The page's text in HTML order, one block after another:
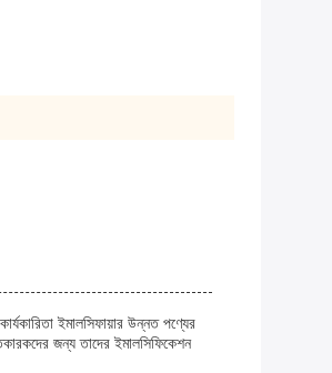
ইমালসিফায়ার উন্নত পণ্যের
জন্য তাদের ইমালসিফিকেশন